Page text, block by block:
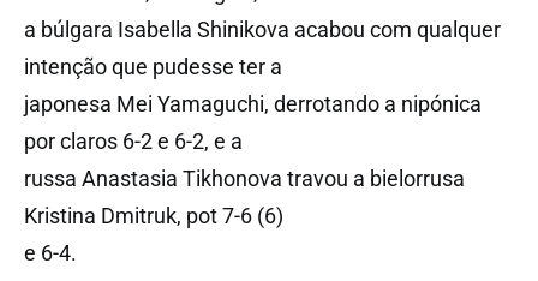
a búlgara Isabella Shinikova acabou com qualquer
intenção que pudesse ter a
japonesa Mei Yamaguchi, derrotando a nipónica
por claros 6-2 e 6-2, e a
russa Anastasia Tikhonova travou a bielorrusa
Kristina Dmitruk, pot 7-6 (6)
e 6-4.